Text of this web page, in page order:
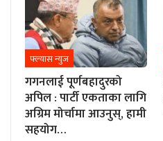
फ्ल्यास न्युज
गगनलाई पूर्णबहादुरको
अपिल : पार्टी एकताका लागि
अग्रिम मोर्चामा आउनुस्, हामी
सहयोग…